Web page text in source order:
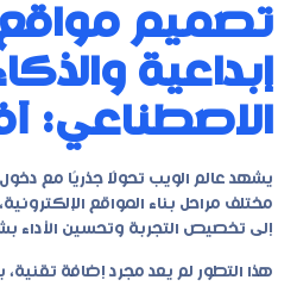
تصميم
إبداعية
الاصطناعي:
يشهد عالم الويب تحولًا جذريًا مع
مختلف مراحل بناء المواقع
إلى تخصيص التجربة وتحسين الأداء
هذا التطور لم يعد مجرد إضافة